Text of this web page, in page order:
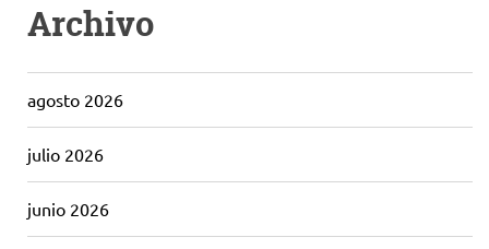
Archivo
agosto 2026
julio 2026
junio 2026